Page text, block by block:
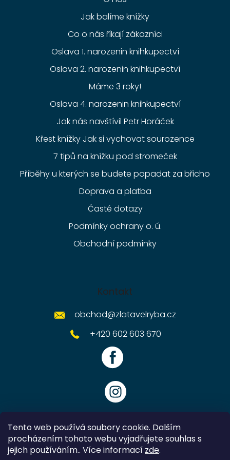
Tento web používá soubory cookie. Dalším
procházením tohoto webu vyjadřujete souhlas s
jejich používáním.. Více informací zde.
Jak balíme knížky
Co o nás říkají zákazníci
Oslava 1. narozenin knihkupectví
Oslava 2. narozenin knihkupectví
Máme 3 roky!
Oslava 4. narozenin knihkupectví
Jak nás navštívil Petr Horáček
Křest knížky Jak si vychovat sourozence
7 tipů na knížku pod stromeček
Příběhy u kterých se budete popadat za břicho
Doprava a platba
Časté dotazy
Podmínky ochrany o. ú.
Obchodní podmínky
Kontakt
obchod@zlatavelryba.cz
+420 602 603 670